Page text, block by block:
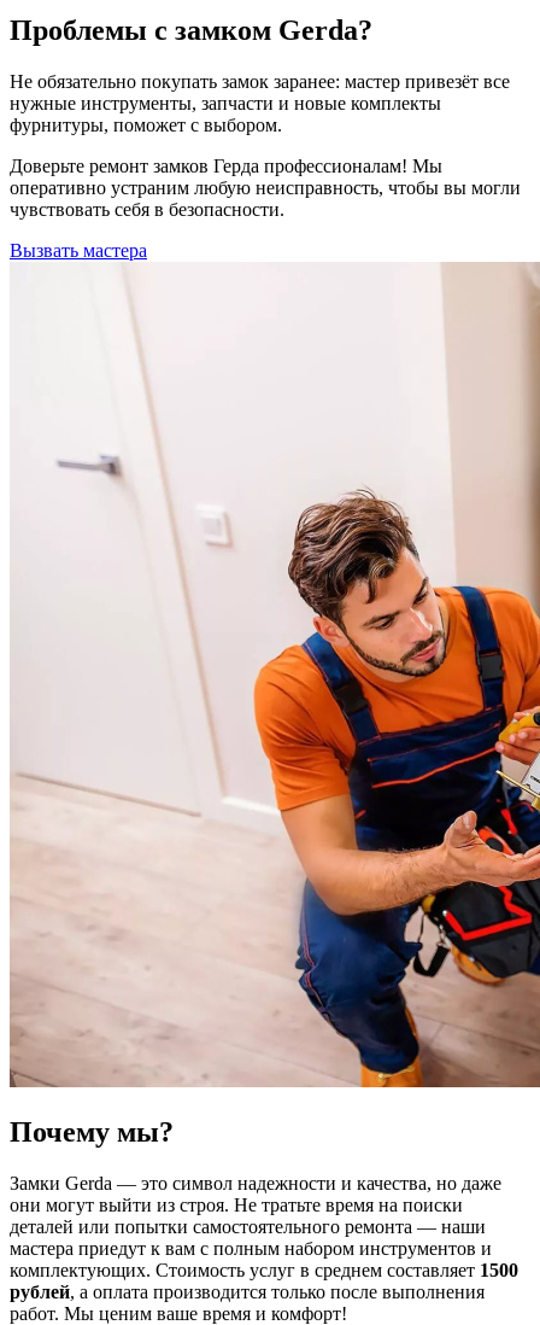
Проблемы с замком Gerda?
Не обязательно покупать замок заранее: мастер привезёт все
нужные инструменты, запчасти и новые комплекты
фурнитуры, поможет с выбором.
Доверьте ремонт замков Герда профессионалам! Мы
оперативно устраним любую неисправность, чтобы вы могли
чувствовать себя в безопасности.
Вызвать мастера
Почему мы?
Замки Gerda — это символ надежности и качества, но даже
они могут выйти из строя. Не тратьте время на поиски
деталей или попытки самостоятельного ремонта — наши
мастера приедут к вам с полным набором инструментов и
комплектующих. Стоимость услуг в среднем составляет 1500
рублей, а оплата производится только после выполнения
работ. Мы ценим ваше время и комфорт!